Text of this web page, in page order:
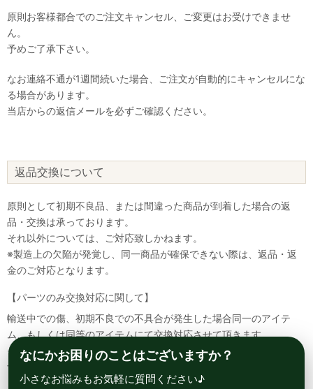
原則お客様都合でのご注文キャンセル、ご変更はお受けできませ
ん。
予めご了承下さい。
なお連絡不通が1週間続いた場合、ご注文が自動的にキャンセルにな
る場合があります。
当店からの返信メールを必ずご確認ください。
返品交換について
原則として初期不良品、または間違った商品が到着した場合の返
品・交換は承っております。
それ以外については、ご対応致しかねます。
※製造上の欠陥が発覚し、同一商品が確保できない際は、返品・返
金のご対応となります。
【パーツのみ交換対応に関して】
輸送中での傷、初期不良での不具合が発生した場合同一のアイテ
ム、もしくは同等のアイテムにて交換対応させて頂きます。
その場合該当部品を着払いにて返送して頂く必要が御座いますので
予めご了承ください。
なにかお困りのことはございますか？
小さなお悩みもお気軽に質問ください♪